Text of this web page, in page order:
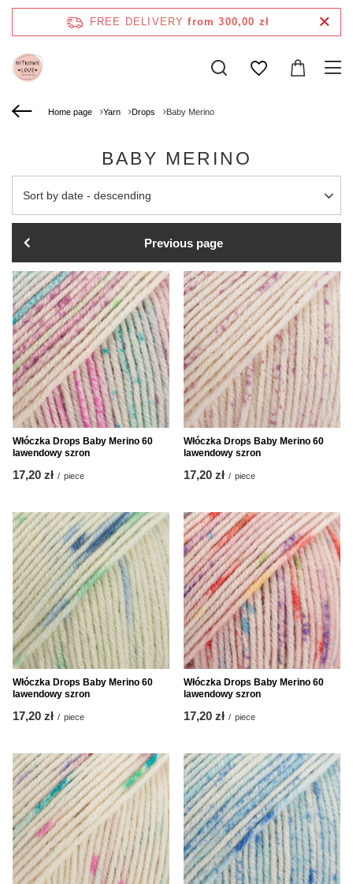
FREE DELIVERY from 300,00 zł
Home page Yarn Drops Baby Merino
BABY MERINO
Change sorting
Sort by date - descending
Previous page
Włóczka Drops Baby Merino 60
lawendowy szron
17,20 zł / piece
Włóczka Drops Baby Merino 60
lawendowy szron
17,20 zł / piece
Włóczka Drops Baby Merino 60
lawendowy szron
17,20 zł / piece
Włóczka Drops Baby Merino 60
lawendowy szron
17,20 zł / piece